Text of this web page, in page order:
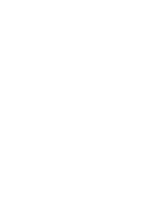
Verbesserung der Angebote